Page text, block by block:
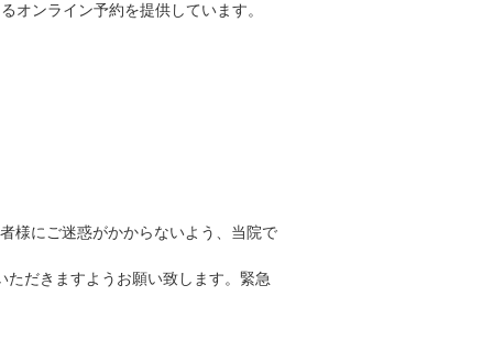
オンライン予約を提供しています。
様にご迷惑がかからないよう、当院で
だきますようお願い致します。緊急